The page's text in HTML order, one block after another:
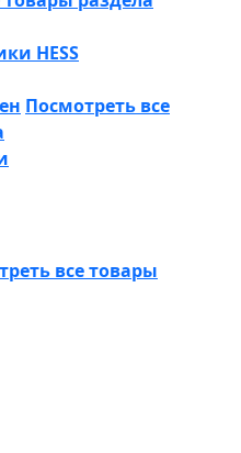
HESS
Посмотреть все
все товары